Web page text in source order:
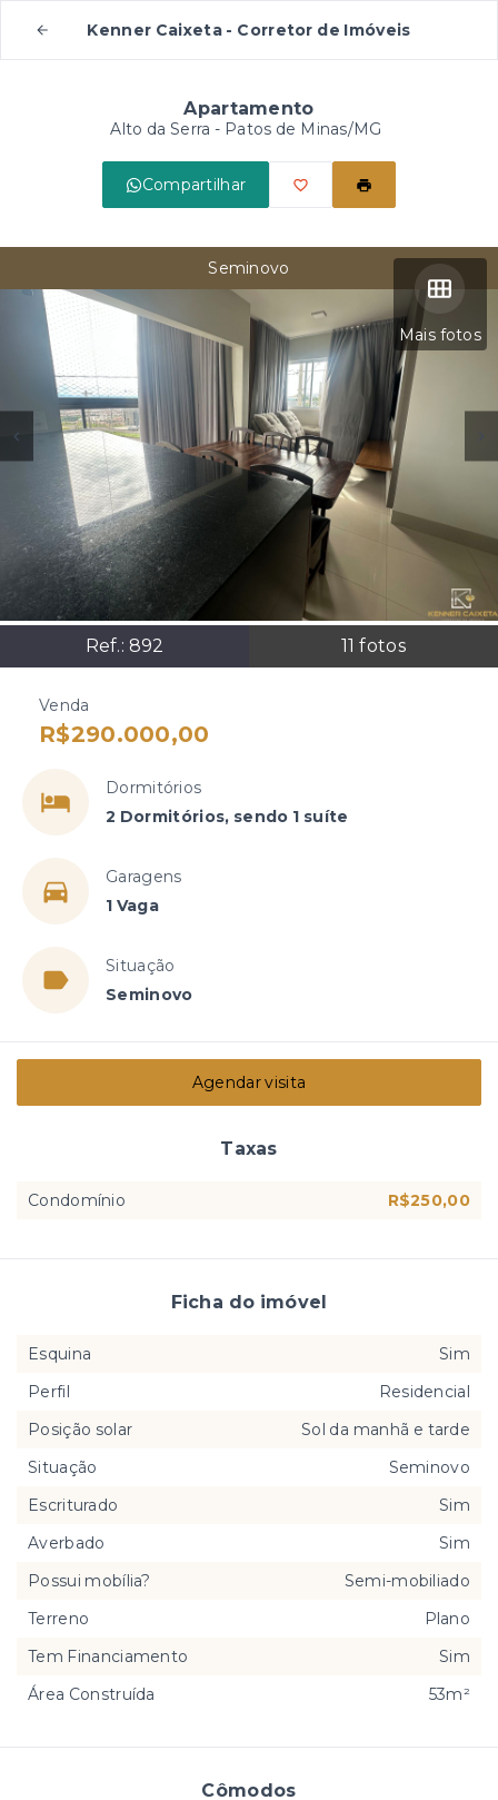
Kenner Caixeta - Corretor de Imóveis
Apartamento
Alto da Serra - Patos de Minas/MG
Compartilhar
Mais fotos
Ref.: 892 11 fotos
Seminovo
Venda
R$290.000,00
Dormitórios
2 Dormitórios, sendo 1 suíte
Garagens
1 Vaga
Situação
Seminovo
Cômodos
Agendar visita
Taxas
Condomínio R$250,00
Ficha do imóvel
Esquina
Sim
Perfil
Residencial
Posição solar
Sol da manhã e tarde
Situação
Seminovo
Escriturado
Sim
Averbado
Sim
Possui mobília?
Semi-mobiliado
Terreno
Plano
Tem Financiamento
Sim
Área Construída
53m²